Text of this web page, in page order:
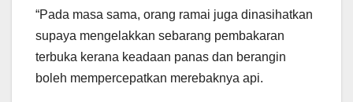
“Pada masa sama, orang ramai juga dinasihatkan
supaya mengelakkan sebarang pembakaran
terbuka kerana keadaan panas dan berangin
boleh mempercepatkan merebaknya api.